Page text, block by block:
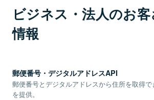
ビジネス・法人のお
情報
郵便番号・デジタルアドレスAPI
郵便番号とデジタルアドレスから住所を取得
を提供。